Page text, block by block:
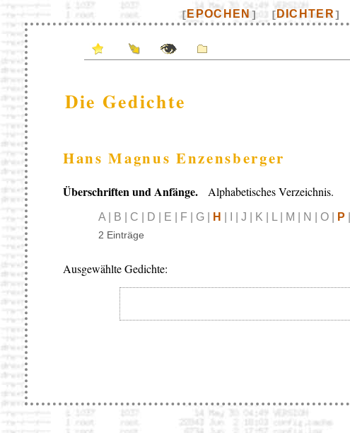
[ EPOCHEN ] [ DICHTER]
Die Gedichte
Hans Magnus Enzensberger
Überschriften und Anfänge. Alphabetisches Verzeichnis.
A | B | C | D | E | F | G | H | I | J | K | L | M | N | O | P
2 Einträge
Ausgewählte Gedichte: